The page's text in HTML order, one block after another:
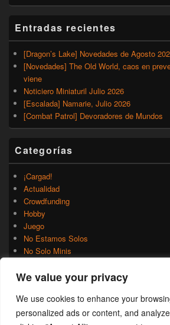
We value your privacy
We use cookies to enhance your
personalized ads or content, and
Entradas recientes
[Dragon’s Lake] Novedades de Agosto
[Novedades] The Old World, caos en
viene
Noticiero Miniaturil Julio 2026
[Escalada] Namarie, Julio 2026
[Combat Patrol] Devoradores de Mundos
Categorías
¡Cargad!
Actualidad
Crowdfunding
Hobby
Juego
No Estamos Solos
No Solo Minis
Rumores
Uncategorized